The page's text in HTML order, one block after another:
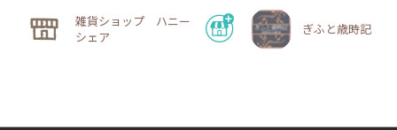
雑貨ショップ ハニー
シェア
ぎふと歳時記